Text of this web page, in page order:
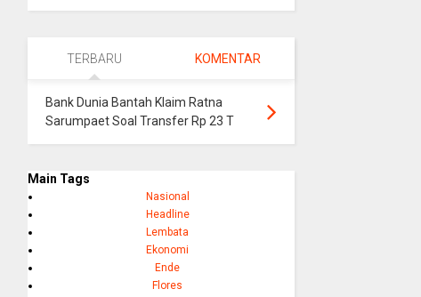
TERBARU KOMENTAR
Bank Dunia Bantah Klaim Ratna
Sarumpaet Soal Transfer Rp 23 T
Main Tags
Nasional
Headline
Lembata
Ekonomi
Ende
Flores